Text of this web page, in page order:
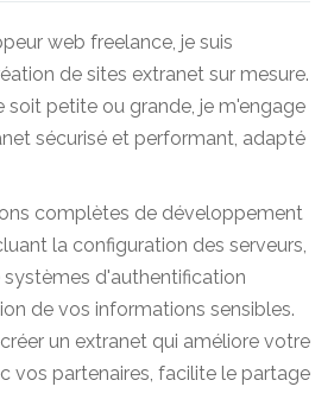
web freelance, je suis
de sites extranet sur mesure.
soit petite ou grande, je m'engage
sécurisé et performant, adapté
complètes de développement
la configuration des serveurs,
d'authentification
de vos informations sensibles.
un extranet qui améliore votre
vos partenaires, facilite le partage